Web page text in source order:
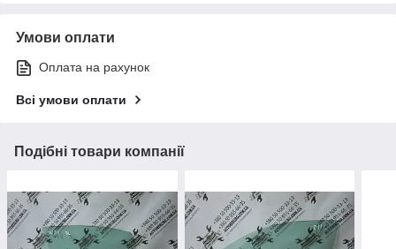
Умови оплати
Оплата на рахунок
Всі умови оплати
Подібні товари компанії